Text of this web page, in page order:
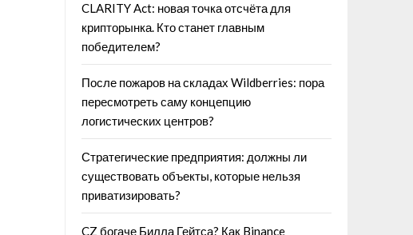
CLARITY Act: новая точка отсчёта для
крипторынка. Кто станет главным
победителем?
После пожаров на складах Wildberries: пора
пересмотреть саму концепцию
логистических центров?
Стратегические предприятия: должны ли
существовать объекты, которые нельзя
приватизировать?
CZ богаче Билла Гейтса? Как Binance